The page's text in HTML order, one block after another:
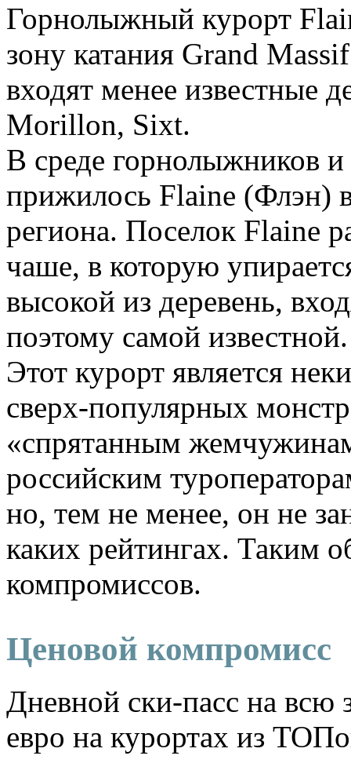
Горнолыжный курорт
зону катания Grand
входят менее известные
Morillon, Sixt.
В среде горнолыжников и
прижилось Flaine (Флэн) в
региона. Поселок Flaine
чаше, в которую
высокой из деревень,
поэтому самой известной.
Этот курорт является
сверх-популярных
«спрятанным
российским
но, тем не менее, он не
каких рейтингах. Таким
компромиссов.
Ценовой компромисс
Дневной ски-пасс на всю
евро на курортах из